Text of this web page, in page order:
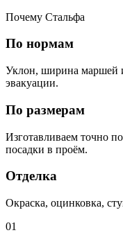
Почему Стальфа
По нормам
Уклон, ширина маршей
эвакуации.
По размерам
Изготавливаем точно
посадки в проём.
Отделка
Окраска, оцинковка,
01